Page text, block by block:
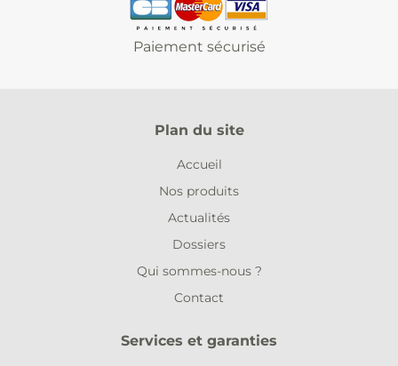
Paiement sécurisé
Plan du site
Accueil
Nos produits
Actualités
Dossiers
Qui sommes-nous ?
Contact
Services et garanties